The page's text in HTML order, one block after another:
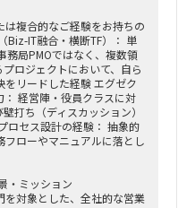
複合的なご経験をお持ちの
Biz-IT融合・横断TF）： 単
務局PMOではなく、複数領
ロジェクトにおいて、自ら
リードした経験 エグゼク
経営陣・役員クラスに対
打ち（ディスカッション）
ロセス設計の経験： 抽象的
ローやマニュアルに落とし
・ミッション
を対象とした、全社的な営業